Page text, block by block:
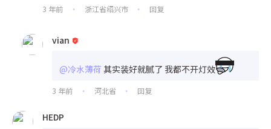
3 年前 • 浙江省绍兴市 • 回复
vian
@冷水薄荷 其实装好就腻了 我都不开灯效
3 年前 • 河北省 • 回复
HEDP